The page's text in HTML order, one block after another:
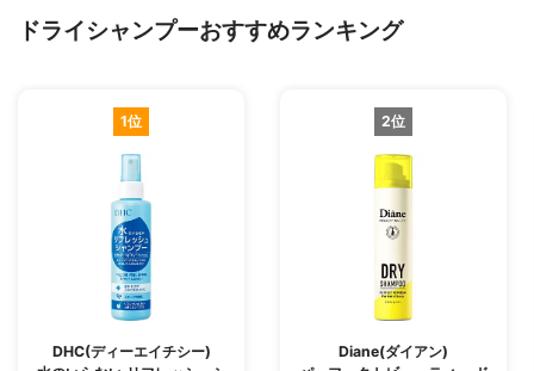
ドライシャンプーおすすめランキング
1位
DHC(ディーエイチシー)
2位
Diane(ダイアン)